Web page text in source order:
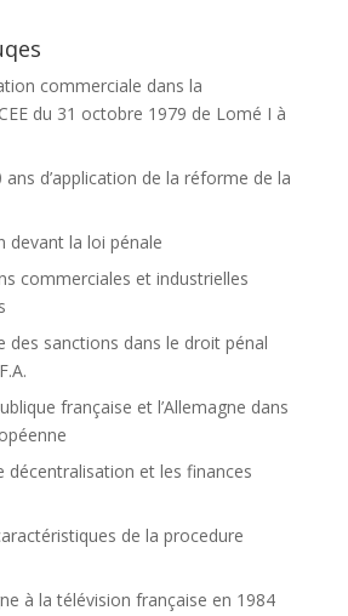
commerciale dans la
du 31 octobre 1979 de Lomé I à
ans d’application de la réforme de la
devant la loi pénale
commerciales et industrielles
des sanctions dans le droit pénal
française et l’Allemagne dans
décentralisation et les finances
de la procedure
à la télévision française en 1984